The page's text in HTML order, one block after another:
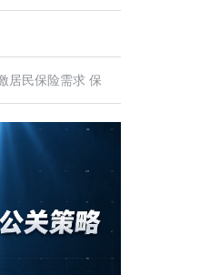
居民保险需求 保
斯双击”配置良机